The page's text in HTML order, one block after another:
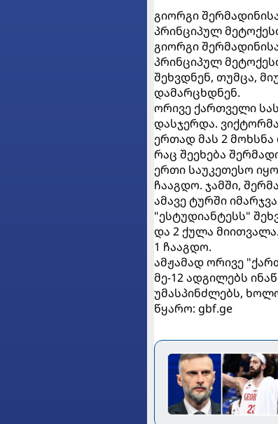
გიორგი
პრინციპულ
გიორგი
პრინციპულ
შეხვდნენ, თუმცა,
დამარცხდნენ.
ორივე ქართველი
დასჯერდა.
ერთად მას 2
რაც შეეხება
ერთი საუკეთესო
ჩააგდო. ჯამში,
ამავე ტურში
"ესტუდიანტესს"
და 2 ქულა
1 ჩააგდო.
ამჟამად ორივე
მე-12 ადგილებს
უმასპინძლებს,
წყარო: gbf.ge